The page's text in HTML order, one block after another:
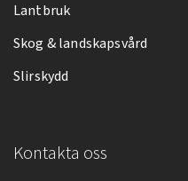
Lantbruk
Skog & landskapsvård
Slirskydd
Kontakta oss